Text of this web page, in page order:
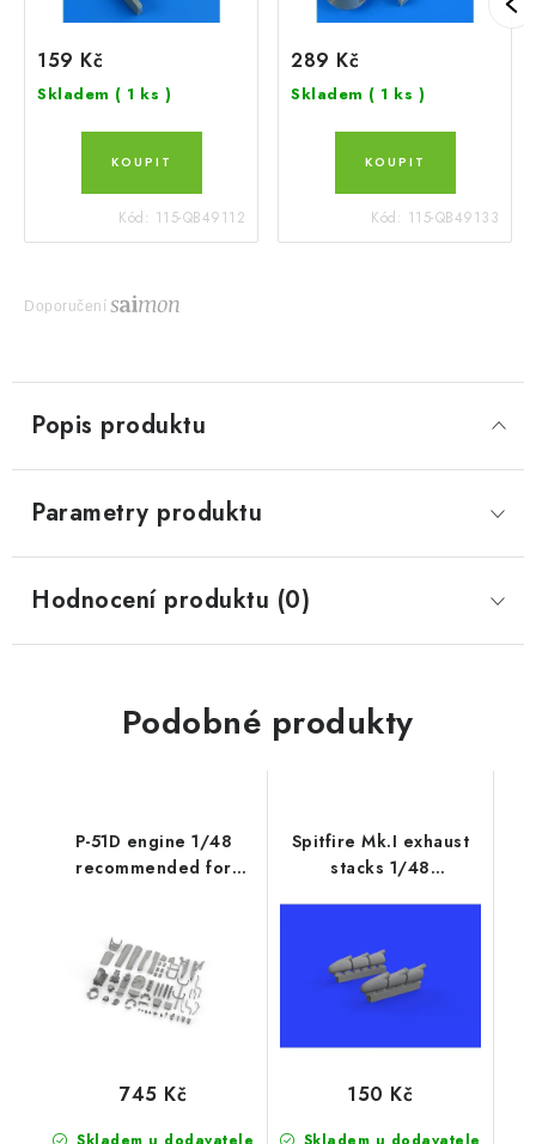
159 Kč
Skladem ( 1 ks )
Kód: 115-QB49112
289 Kč
Skladem ( 1 ks )
Kód: 115-QB49133
Doporučení
Popis produktu
Parametry produktu
Hodnocení produktu (0)
Podobné produkty
P-51D engine 1/48
recommended for
745 Kč
Spitfire Mk.I exhaust
stacks 1/48
150 Kč